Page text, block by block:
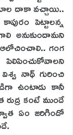
దాకా వచ్చాయి..
పెట్టాలన్న
అనుకుందామని
ఆలోచించాలి.. గంగ
నాథ్ గురించి
ఉంటాడు కానీ
కంటే ముందే
ఏం జరిగిందో